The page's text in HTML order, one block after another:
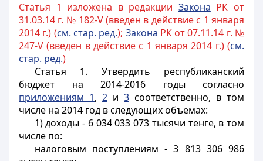
Статья 1 изложена в редакции Закона РК от
31.03.14 г. № 182-V (введен в действие с 1 января
2014 г.) (см. стар. ред.); Закона РК от 07.11.14 г. №
247-V (введен в действие с 1 января 2014 г.) (см.
стар. ред.)
Статья 1. Утвердить республиканский
бюджет на 2014-2016 годы согласно
приложениям 1, 2 и 3 соответственно, в том
числе на 2014 год в следующих объемах:
1) доходы - 6 034 033 073 тысячи тенге, в том
числе по:
налоговым поступлениям - 3 813 306 986